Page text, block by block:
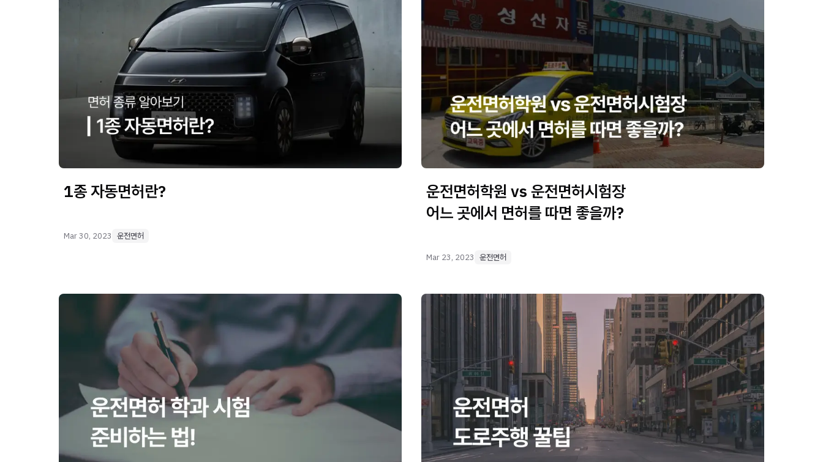
1종 자동면허란?
Mar 30, 2023 운전면허
운전면허학원 vs 운전면허시험장
어느 곳에서 면허를 따면 좋을까?
Mar 23, 2023 운전면허